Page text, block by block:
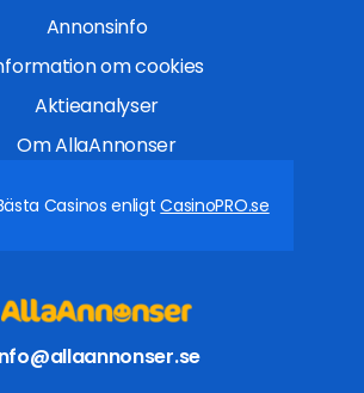
Annonsinfo
om cookies
Aktieanalyser
Om AllaAnnonser
Casinos enligtCasinoPRO.se